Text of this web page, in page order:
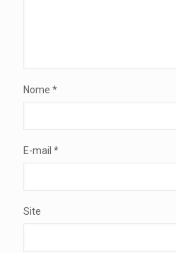
Nome *
E-mail *
Site